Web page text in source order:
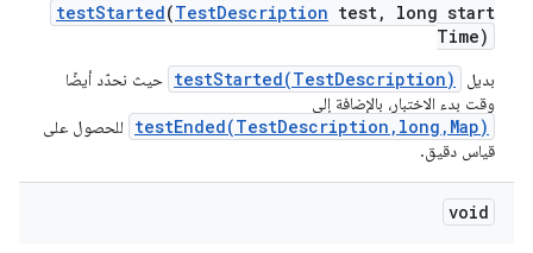
testStarted(TestDescription test,
long start
Time)
بديل testStarted(TestDescription) حيث نحدّد أيضًا
وقت بدء الاختبار، بالإضافة إلى
testEnded(TestDescription,long,Map)
للحصول على
قياس دقيق.
void